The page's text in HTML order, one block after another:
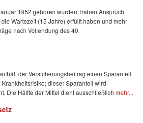
1952 geboren wurden, haben Anspruch
Wartezeit (15 Jahre) erfüllt haben und mehr
nach Vollendung des 40.
der Versicherungsbeitrag einen Sparanteil
dieser Sparanteil wird
Die Hälfte der Mittel dient ausschließlich mehr...